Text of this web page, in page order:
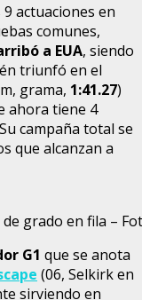
actuaciones en
comunes,
a EUA, siendo
triunfó en el
grama, 1:41.27)
ahora tiene 4
campaña total se
que alcanzan a
grado en fila –
G1 que se anota
(06, Selkirk en
sirviendo en